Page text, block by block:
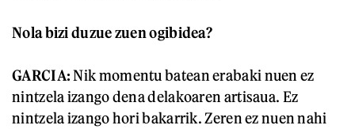
Nola bizi duzue zuen ogibidea?
GARCIA:Nik momentu batean erabaki nuen ez
nintzela izango dena delakoaren artisaua. Ez
nintzela izango hori bakarrik. Zeren ez nuen nahi